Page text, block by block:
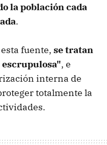
la población cada
.
fuente, se tratan
, e
interna de
totalmente la